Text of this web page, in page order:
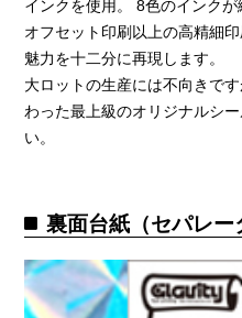
インクを使用。 8色のインクが
オフセット印刷以上の高精細
魅力を十二分に再現します。
大ロットの生産には不向きで
わった最上級のオリジナルシ
い。
裏面台紙（セパレー